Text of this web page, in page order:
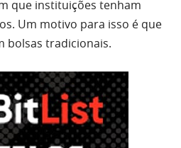
que instituições tenham
Um motivo para isso é que
bolsas tradicionais.